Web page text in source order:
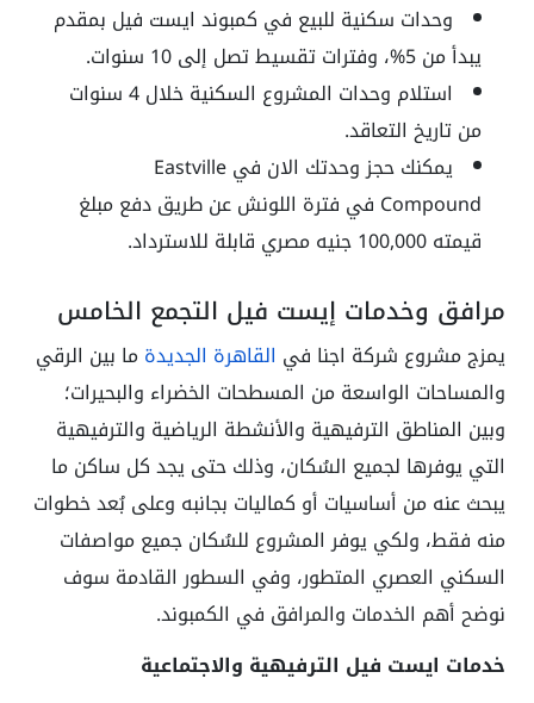
وحدات سكنية للبيع في كمبوند ايست فيل بمقدم
يبدأ من 5%، وفترات تقسيط تصل إلى 10 سنوات.
استلام وحدات المشروع السكنية خلال 4 سنوات
من تاريخ التعاقد.
يمكنك حجز وحدتك الان في Eastville
Compound في فترة اللونش عن طريق دفع مبلغ
قيمته 100,000 جنيه مصري قابلة للاسترداد.
مرافق وخدمات إيست فيل التجمع الخامس
يمزج مشروع شركة اجنا في القاهرة الجديدة ما بين الرقي
والمساحات الواسعة من المسطحات الخضراء والبحيرات؛
وبين المناطق الترفيهية والأنشطة الرياضية والترفيهية
التي يوفرها لجميع السُكان، وذلك حتى يجد كل ساكن ما
يبحث عنه من أساسيات أو كماليات بجانبه وعلى بُعد خطوات
منه فقط، ولكي يوفر المشروع للسُكان جميع مواصفات
السكني العصري المتطور، وفي السطور القادمة سوف
نوضح أهم الخدمات والمرافق في الكمبوند.
خدمات ايست فيل الترفيهية والاجتماعية